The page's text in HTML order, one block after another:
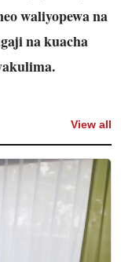
waliyopewa na
na kuacha
View all